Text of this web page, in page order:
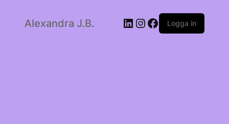
Alexandra J.B. LinkedIn
Instagram
Facebook
Logga in